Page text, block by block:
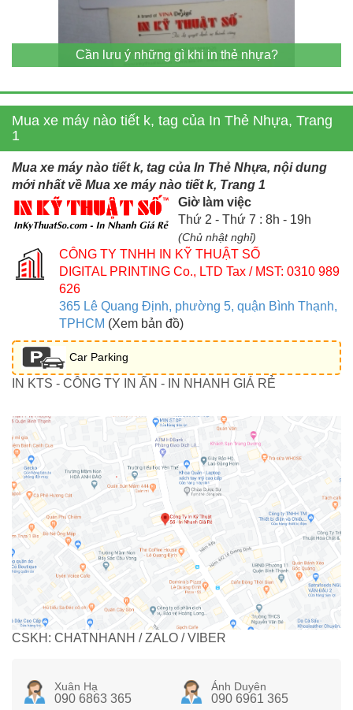
Cần lưu ý những gì khi in thẻ nhựa?
Mua xe máy nào tiết k, tag của In Thẻ Nhựa, Trang
1
Mua xe máy nào tiết k, tag của In Thẻ Nhựa, nội dung
mới nhất về Mua xe máy nào tiết k, Trang 1
Giờ làm việc
Thứ 2 - Thứ 7 : 8h - 19h
(Chủ nhật nghỉ)
CÔNG TY TNHH IN KỸ THUẬT SỐ
DIGITAL PRINTING Co., LTD Tax / MST: 0310 989
626
365 Lê Quang Định, phường 5, quận Bình Thạnh,
TPHCM (Xem bản đồ)
Car Parking
IN KTS - CÔNG TY IN ẤN - IN NHANH GIÁ RẺ
CSKH: CHATNHANH / ZALO / VIBER
Xuân Hạ
090 6863 365
Ánh Duyên
090 6961 365